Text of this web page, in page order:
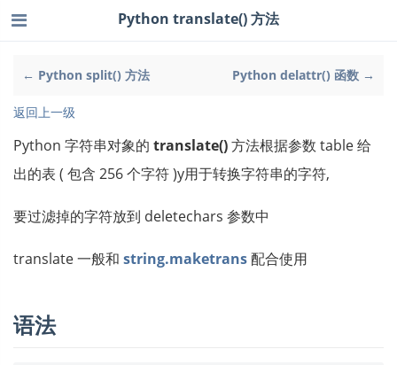
← Python split() 方法 Python delattr() 函数 →
Python translate() 方法
返回上一级
Python 字符串对象的 translate()方法根据参数 table 给
出的表 ( 包含 256 个字符 )y用于转换字符串的字符,
要过滤掉的字符放到 deletechars 参数中
translate 一般和 string.maketrans配合使用
语法